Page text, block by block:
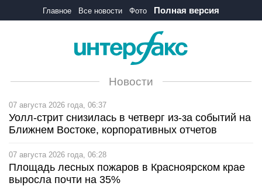
Главное Все новости Фото Полная версия
Новости
07 августа 2026 года, 06:37
Уолл-стрит снизилась в четверг из-за событий на
Ближнем Востоке, корпоративных отчетов
07 августа 2026 года, 06:28
Площадь лесных пожаров в Красноярском крае
выросла почти на 35%